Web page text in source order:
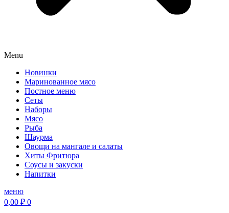
Menu
Новинки
Маринованное мясо
Постное меню
Сеты
Наборы
Мясо
Рыба
Шаурма
Овощи на мангале и салаты
Хиты Фритюра
Соусы и закуски
Напитки
меню
0,00 ₽ 0